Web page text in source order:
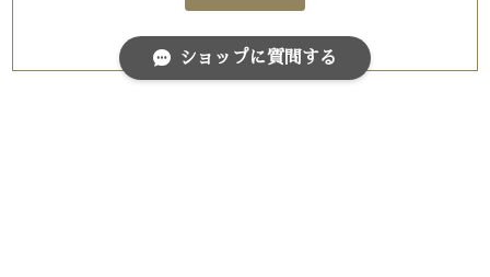
ショップに質問する